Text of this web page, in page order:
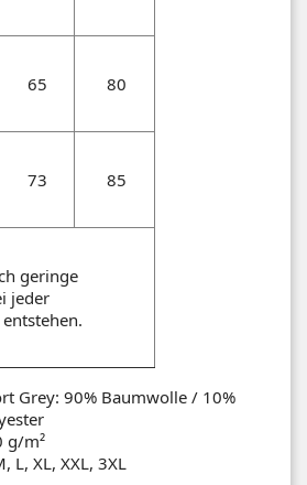
65 80
73 85
geringe
jeder
Grey: 90% Baumwolle / 10%
g/m²
L, XL, XXL, 3XL